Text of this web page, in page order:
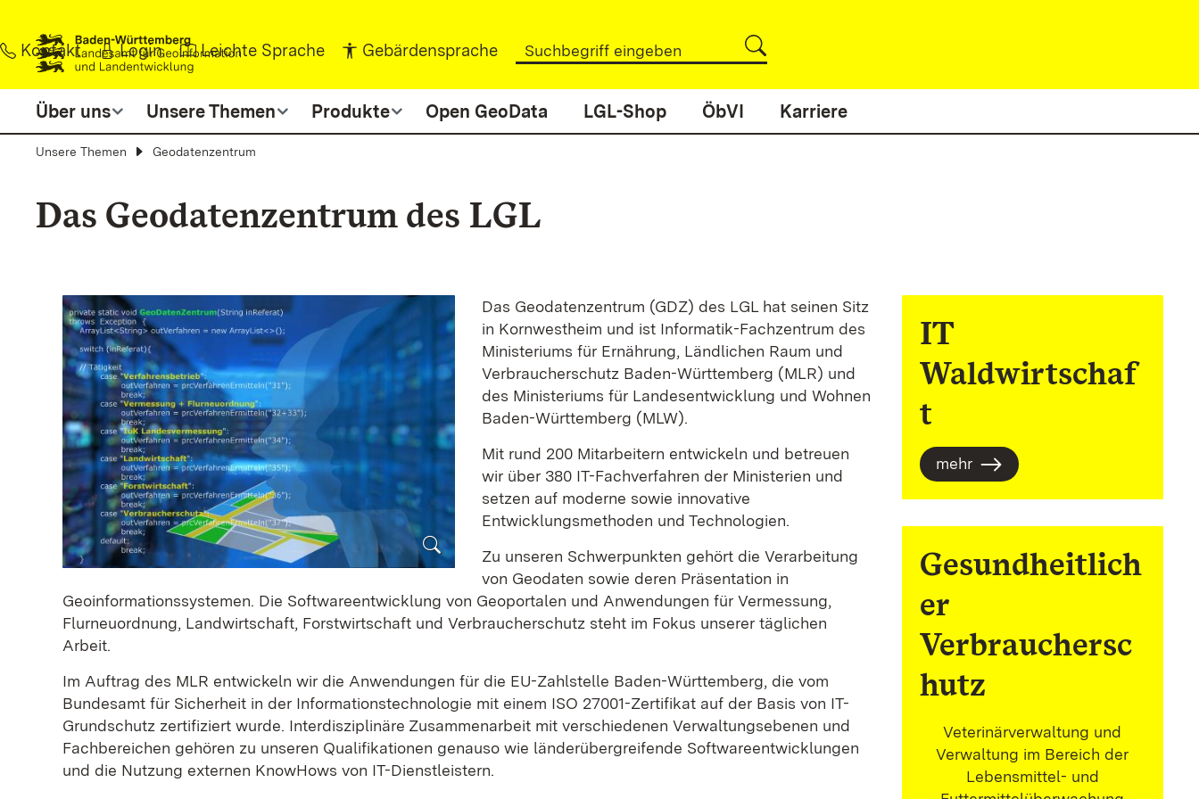
Kontakt Login Leichte Sprache Gebärdensprache
Über uns Unsere Themen Produkte Open GeoData LGL-Shop ÖbVI Karriere
Unsere Themen Geodatenzentrum
Das Geodatenzentrum des LGL
Das Geodatenzentrum (GDZ) des LGL hat seinen Sitz
in Kornwestheim und ist Informatik-Fachzentrum des
Ministeriums für Ernährung, Ländlichen Raum und
Verbraucherschutz Baden-Württemberg (MLR) und
des Ministeriums für Landesentwicklung und Wohnen
Baden-Württemberg (MLW).
Mit rund 200 Mitarbeitern entwickeln und betreuen
wir über 380 IT-Fachverfahren der Ministerien und
setzen auf moderne sowie innovative
Entwicklungsmethoden und Technologien.
Zu unseren Schwerpunkten gehört die Verarbeitung
von Geodaten sowie deren Präsentation in
Geoinformationssystemen. Die Softwareentwicklung von Geoportalen und Anwendungen für Vermessung,
Flurneuordnung, Landwirtschaft, Forstwirtschaft und Verbraucherschutz steht im Fokus unserer täglichen
Arbeit.
Im Auftrag des MLR entwickeln wir die Anwendungen für die EU-Zahlstelle Baden-Württemberg, die vom
Bundesamt für Sicherheit in der Informationstechnologie mit einem ISO 27001-Zertifikat auf der Basis von IT-
Grundschutz zertifiziert wurde. Interdisziplinäre Zusammenarbeit mit verschiedenen Verwaltungsebenen und
Fachbereichen gehören zu unseren Qualifikationen genauso wie länderübergreifende Softwareentwicklungen
und die Nutzung externen KnowHows von IT-Dienstleistern.
IT
Waldwirtschaf
t
mehr
Gesundheitlich
er
Verbrauchersc
hutz
Veterinärverwaltung und
Verwaltung im Bereich der
Lebensmittel- und